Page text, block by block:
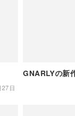
日
GNARLYの新